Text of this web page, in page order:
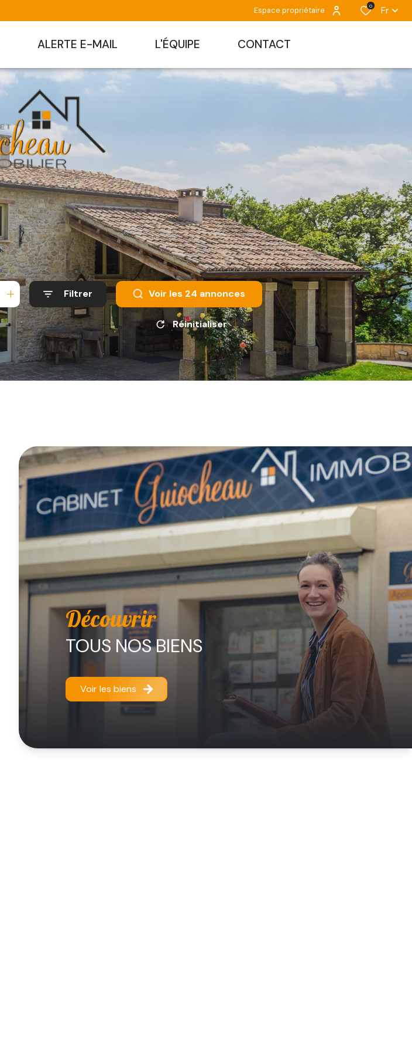
Espace propriétaire 0 Fr
ALERTE E-MAIL L'ÉQUIPE CONTACT
Filtrer Voir les 24 annonces
Réinitialiser
Découvrir
TOUS NOS BIENS
Voir les biens